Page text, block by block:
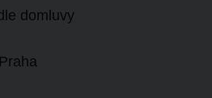
domluvy